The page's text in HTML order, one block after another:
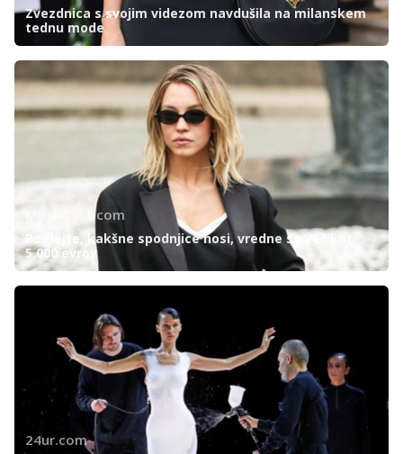
Zvezdnica s svojim videzom navdušila na milanskem
tednu mode
Moskisvet.com
Poglejte, kakšne spodnjice nosi, vredne so več kot
5.000 evrov
24ur.com